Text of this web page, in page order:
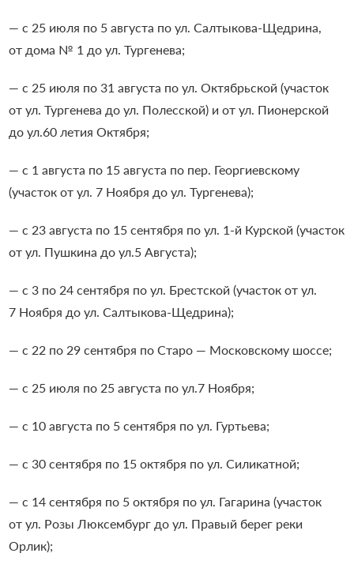
— с 25 июля по 5 августа по ул. Салтыкова-Щедрина,
от дома № 1 до ул. Тургенева;
— с 25 июля по 31 августа по ул. Октябрьской (участок
от ул. Тургенева до ул. Полесской) и от ул. Пионерской
до ул.60 летия Октября;
— с 1 августа по 15 августа по пер. Георгиевскому
(участок от ул. 7 Ноября до ул. Тургенева);
— с 23 августа по 15 сентября по ул. 1-й Курской (участок
от ул. Пушкина до ул.5 Августа);
— с 3 по 24 сентября по ул. Брестской (участок от ул.
7 Ноября до ул. Салтыкова-Щедрина);
— с 22 по 29 сентября по Старо — Московскому шоссе;
— с 25 июля по 25 августа по ул.7 Ноября;
— с 10 августа по 5 сентября по ул. Гуртьева;
— с 30 сентября по 15 октября по ул. Силикатной;
— с 14 сентября по 5 октября по ул. Гагарина (участок
от ул. Розы Люксембург до ул. Правый берег реки
Орлик);